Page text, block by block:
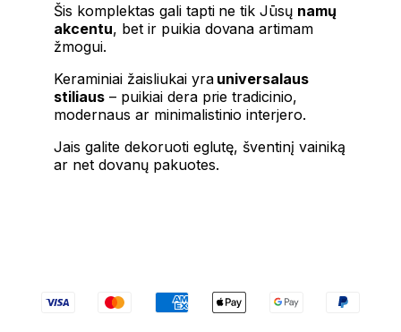
Šis komplektas gali tapti ne tik Jūsų namų
akcentu, bet ir puikia dovana artimam
žmogui.
Keraminiai žaisliukai yrauniversalaus
stiliaus– puikiai dera prie tradicinio,
modernaus ar minimalistinio interjero.
Jais galite dekoruoti eglutę, šventinį vainiką
ar net dovanų pakuotes.